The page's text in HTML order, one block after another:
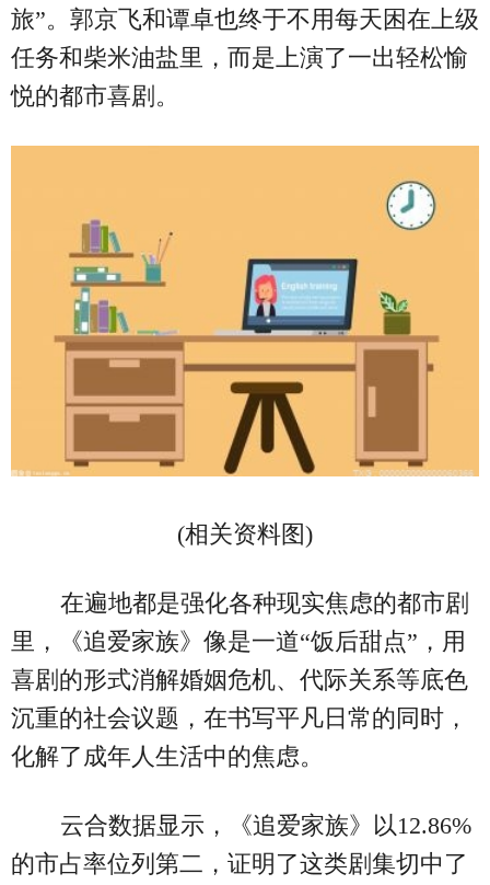
旅”。郭京飞和谭卓也终于不用每天困在上级
任务和柴米油盐里，而是上演了一出轻松愉
悦的都市喜剧。
(相关资料图)
在遍地都是强化各种现实焦虑的都市剧
里，《追爱家族》像是一道“饭后甜点”，用
喜剧的形式消解婚姻危机、代际关系等底色
沉重的社会议题，在书写平凡日常的同时，
化解了成年人生活中的焦虑。
云合数据显示，《追爱家族》以12.86%
的市占率位列第二，证明了这类剧集切中了